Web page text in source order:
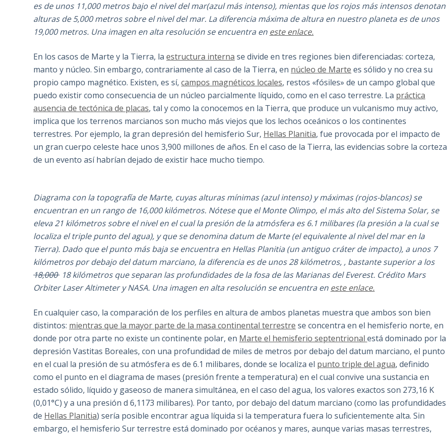
es de unos 11,000 metros bajo el nivel del mar(azul más intenso), mientas que los rojos más intensos denotan
alturas de 5,000 metros sobre el nivel del mar. La diferencia máxima de altura en nuestro planeta es de unos
19,000 metros. Una imagen en alta resolución se encuentra en este enlace.
En los casos de Marte y la Tierra, laestructura interna se divide en tres regiones bien diferenciadas: corteza,
manto y núcleo. Sin embargo, contrariamente al caso de la Tierra, en núcleo de Marte es sólido y no crea su
propio campo magnético. Existen, es sí,campos magnéticos locales, restos «fósiles» de un campo global que
puedo existir como consecuencia de un núcleo parcialmente líquido, como en el caso terrestre. La práctica
ausencia de tectónica de placas, tal y como la conocemos en la Tierra, que produce un vulcanismo muy activo,
implica que los terrenos marcianos son mucho más viejos que los lechos oceánicos o los continentes
terrestres. Por ejemplo, la gran depresión del hemisferio Sur, Hellas Planitia, fue provocada por el impacto de
un gran cuerpo celeste hace unos 3,900 millones de años. En el caso de la Tierra, las evidencias sobre la corteza
de un evento así habrían dejado de existir hace mucho tiempo.
Diagrama con la topografía de Marte, cuyas alturas mínimas (azul intenso) y máximas (rojos-blancos) se
encuentran en un rango de 16,000 kilómetros. Nótese que el Monte Olimpo, el más alto del Sistema Solar, se
eleva 21 kilómetros sobre el nivel en el cual la presión de la atmósfera es 6.1 milibares (la presión a la cual se
localiza el triple punto del agua), y que se denomina datum de Marte (el equivalente al nivel del mar en la
Tierra). Dado que el punto más baja se encuentra en Hellas Planitia (un antiguo cráter de impacto), a unos 7
kilómetros por debajo del datum marciano, la diferencia es de unos 28 kilómetros, , bastante superior a los
18,00018 kilómetros que separan las profundidades de la fosa de las Marianas del Everest. Crédito Mars
Orbiter Laser Altimeter y NASA. Una imagen en alta resolución se encuentra en este enlace.
En cualquier caso, la comparación de los perfiles en altura de ambos planetas muestra que ambos son bien
distintos: mientras que la mayor parte de la masa continental terrestre se concentra en el hemisferio norte, en
donde por otra parte no existe un continente polar, en Marte el hemisferio septentrionalestá dominado por la
depresión Vastitas Boreales, con una profundidad de miles de metros por debajo del datum marciano, el punto
en el cual la presión de su atmósfera es de 6.1 milibares, donde se localiza el punto triple del agua, definido
como el punto en el diagrama de mases (presión frente a temperatura) en el cual convive una sustancia en
estado sólido, líquido y gaseoso de manera simultánea, en el caso del agua, los valores exactos son 273,16 K
(0,01°C) y a una presión d 6,1173 milibares). Por tanto, por debajo del datum marciano (como las profundidades
de Hellas Planitia) sería posible encontrar agua líquida si la temperatura fuera lo suficientemente alta. Sin
embargo, el hemisferio Sur terrestre está dominado por océanos y mares, aunque varias masas terrestres,